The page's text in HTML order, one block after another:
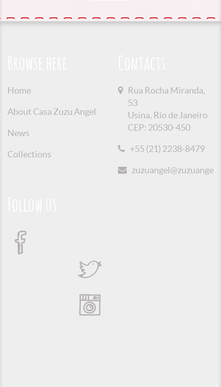
Home
About Casa Zuzu Angel
News
Collections
Rua Rocha Miranda,
53
Usina, Rio de Janeiro
CEP: 20530-450
+55 (21) 2238-8479